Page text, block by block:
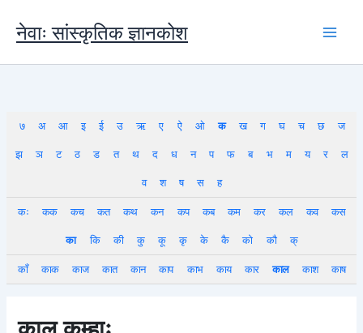
content
नेवाः सांस्कृतिक ज्ञानकोश
७ अ आ इ ई उ ऋ ए ऐ ओ क ख ग घ च छ
ज
झ
ञ ट ठ ड त थ द ध न प फ ब भ म य र
ल
व
श ष स
ह
कः
कक कच कत कथ कन कप कब कम कर कल कव
कस
का
कि की कु कू कृ के कै को कौ
क्
काँ
काक काज कात कान काप काभ काय कार काल काश काष